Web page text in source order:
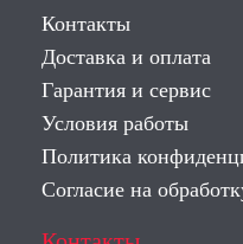
Контакты
Доставка и оплата
Гарантия и сервис
Условия работы
Политика
Согласие на